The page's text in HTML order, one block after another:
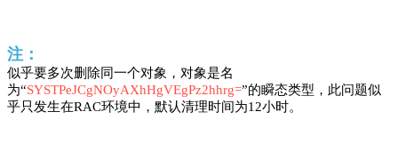
注：
似乎要多次删除同一个对象，对象是名
为“SYSTPeJCgNOyAXhHgVEgPz2hhrg=”的瞬态类型，此问题似
乎只发生在RAC环境中，默认清理时间为12小时。